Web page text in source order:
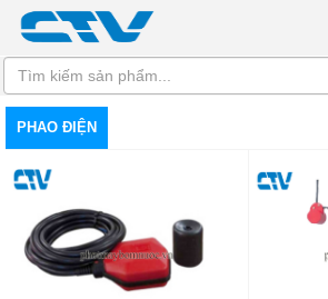
PHAO ĐIỆN